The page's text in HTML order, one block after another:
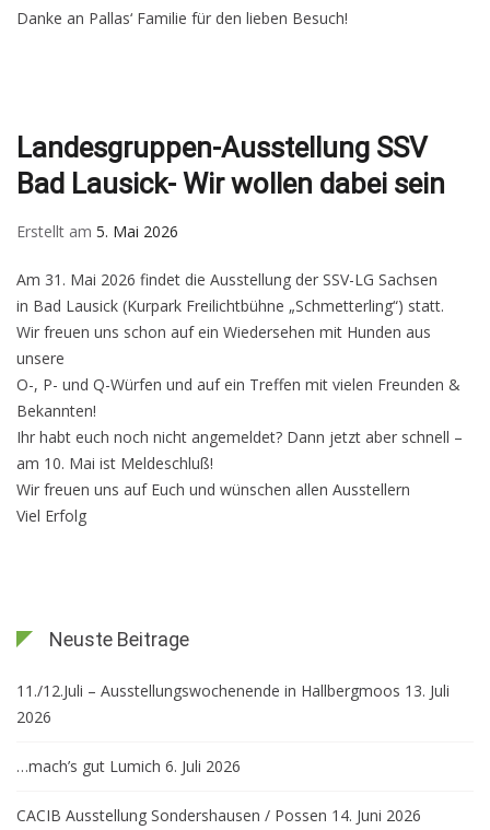
Danke an Pallas‘ Familie für den lieben Besuch!
Landesgruppen-Ausstellung SSV
Bad Lausick- Wir wollen dabei sein
Erstellt am 5. Mai 2026
Am 31. Mai 2026 findet die Ausstellung der SSV-LG Sachsen
in Bad Lausick (Kurpark Freilichtbühne „Schmetterling“) statt.
Wir freuen uns schon auf ein Wiedersehen mit Hunden aus
unsere
O-, P- und Q-Würfen und auf ein Treffen mit vielen Freunden &
Bekannten!
Ihr habt euch noch nicht angemeldet? Dann jetzt aber schnell –
am 10. Mai ist Meldeschluß!
Wir freuen uns auf Euch und wünschen allen Ausstellern
Viel Erfolg
Neuste Beitrage
11./12.Juli – Ausstellungswochenende in Hallbergmoos 13. Juli
2026
…mach’s gut Lumich 6. Juli 2026
CACIB Ausstellung Sondershausen / Possen 14. Juni 2026